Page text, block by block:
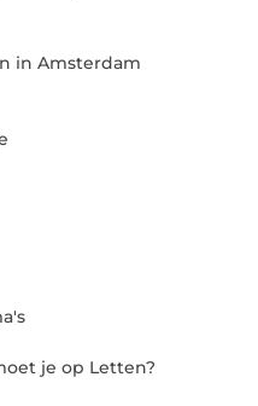
in Amsterdam
je op Letten?